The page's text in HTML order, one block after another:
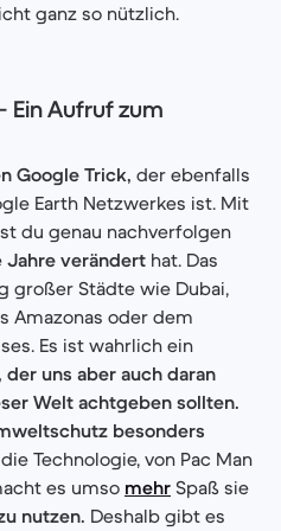
ganz so nützlich.
Ein Aufruf zum
Google Trick, der ebenfalls
Earth Netzwerkes ist. Mit
du genau nachverfolgen
Jahre verändert hat. Das
großer Städte wie Dubai,
Amazonas oder dem
Es ist wahrlich ein
uns aber auch daran
Welt achtgeben sollten.
besonders
Technologie, von Pac Man
es umso mehr Spaß sie
nutzen. Deshalb gibt es